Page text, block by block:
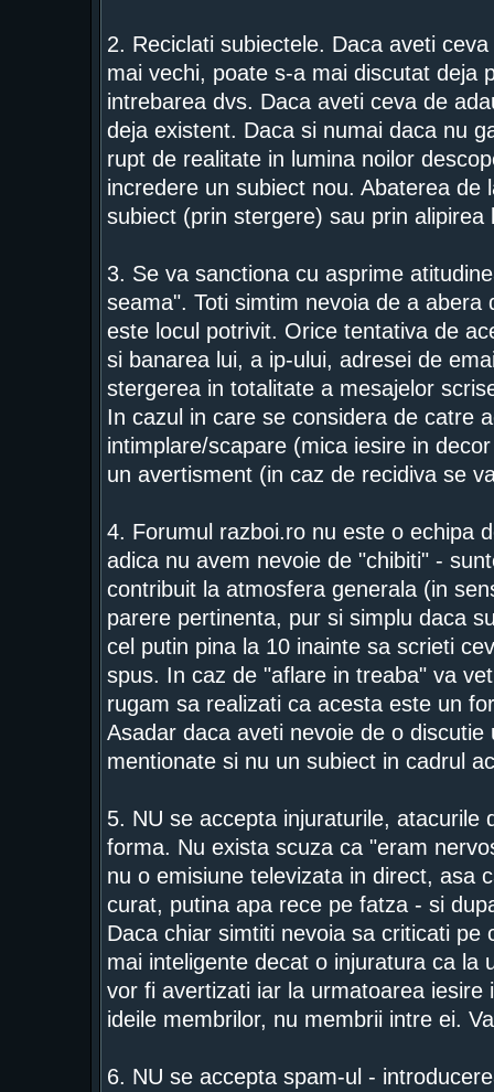
2. Reciclati subiectele. Daca aveti
mai vechi, poate s-a mai discutat deja
intrebarea dvs. Daca aveti ceva de
deja existent. Daca si numai daca nu
rupt de realitate in lumina noilor
incredere un subiect nou. Abaterea de
subiect (prin stergere) sau prin
3. Se va sanctiona cu asprime
seama". Toti simtim nevoia de a
este locul potrivit. Orice tentativa de
si banarea lui, a ip-ului, adresei de
stergerea in totalitate a mesajelor
In cazul in care se considera de catre
intimplare/scapare (mica iesire in
un avertisment (in caz de recidiva se
4. Forumul razboi.ro nu este o echipa
adica nu avem nevoie de "chibiti" -
contribuit la atmosfera generala (in
parere pertinenta, pur si simplu daca
cel putin pina la 10 inainte sa scrieti
spus. In caz de "aflare in treaba" va
rugam sa realizati ca acesta este un
Asadar daca aveti nevoie de o
mentionate si nu un subiect in cadrul
5. NU se accepta injuraturile,
forma. Nu exista scuza ca "eram
nu o emisiune televizata in direct, asa
curat, putina apa rece pe fatza - si
Daca chiar simtiti nevoia sa criticati
mai inteligente decat o injuratura ca la
vor fi avertizati iar la urmatoarea
ideile membrilor, nu membrii intre ei.
6. NU se accepta spam-ul -